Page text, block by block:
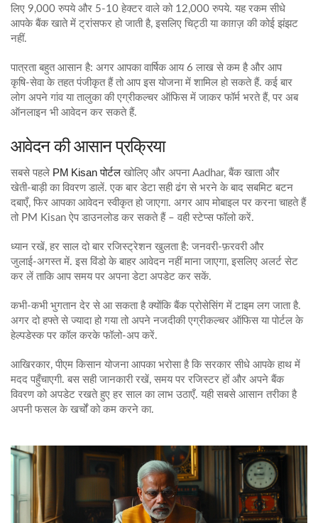
लिए 9,000 रुपये और 5‑10 हेक्टर वाले को 12,000 रुपये. यह रकम सीधे
आपके बैंक खाते में ट्रांसफर हो जाती है, इसलिए चिट्ठी या काग़ज़ की कोई झंझट
नहीं.
पात्रता बहुत आसान है: अगर आपका वार्षिक आय 6 लाख से कम है और आप
कृषि‑सेवा के तहत पंजीकृत हैं तो आप इस योजना में शामिल हो सकते हैं. कई बार
लोग अपने गांव या तालुका की एग्रीकल्चर ऑफिस में जाकर फॉर्म भरते हैं, पर अब
ऑनलाइन भी आवेदन कर सकते हैं.
आवेदन की आसान प्रक्रिया
सबसे पहले PM Kisan पोर्टल खोलिए और अपना Aadhar, बैंक खाता और
खेती‑बाड़ी का विवरण डालें. एक बार डेटा सही ढंग से भरने के बाद सबमिट बटन
दबाएँ, फिर आपका आवेदन स्वीकृत हो जाएगा. अगर आप मोबाइल पर करना चाहते हैं
तो PM Kisan ऐप डाउनलोड कर सकते हैं – वही स्टेप्स फॉलो करें.
ध्यान रखें, हर साल दो बार रजिस्ट्रेशन खुलता है: जनवरी‑फ़रवरी और
जुलाई‑अगस्त में. इस विंडो के बाहर आवेदन नहीं माना जाएगा, इसलिए अलर्ट सेट
कर लें ताकि आप समय पर अपना डेटा अपडेट कर सकें.
कभी‑कभी भुगतान देर से आ सकता है क्योंकि बैंक प्रोसेसिंग में टाइम लग जाता है.
अगर दो हफ्ते से ज्यादा हो गया तो अपने नजदीकी एग्रीकल्चर ऑफिस या पोर्टल के
हेल्पडेस्क पर कॉल करके फॉलो‑अप करें.
आखिरकार, पीएम किसान योजना आपका भरोसा है कि सरकार सीधे आपके हाथ में
मदद पहुँचाएगी. बस सही जानकारी रखें, समय पर रजिस्टर हों और अपने बैंक
विवरण को अपडेट रखते हुए हर साल का लाभ उठाएँ. यही सबसे आसान तरीका है
अपनी फसल के खर्चों को कम करने का.